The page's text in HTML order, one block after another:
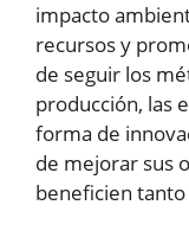
impacto
recursos y
de seguir los
producción, las
forma de
de mejorar sus
beneficien